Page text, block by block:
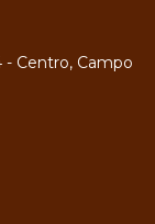
- Centro, Campo